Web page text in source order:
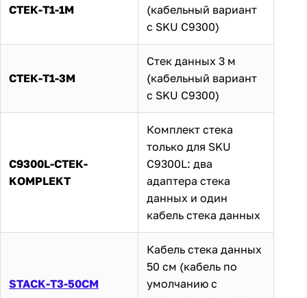
СТЕК-Т1-1М
(кабельный вариант
с SKU C9300)
СТЕК-Т1-3М
Стек данных 3 м
(кабельный вариант
с SKU C9300)
C9300L-СТЕК-
KOMPLEKT
Комплект стека
только для SKU
C9300L: два
адаптера стека
данных и один
кабель стека данных
STACK-T3-50CM
Кабель стека данных
50 см (кабель по
умолчанию с